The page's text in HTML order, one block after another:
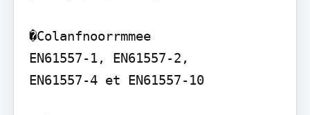
�Colanfnoorrmmee
EN61557-1, EN61557-2,
EN61557-4 et EN61557-10